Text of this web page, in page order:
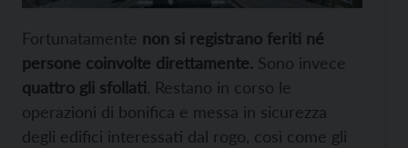
Fortunatamente non si registrano feriti né
persone coinvolte direttamente. Sono invece
quattro gli sfollati. Restano in corso le
operazioni di bonifica e messa in sicurezza
degli edifici interessati dal rogo, così come gli